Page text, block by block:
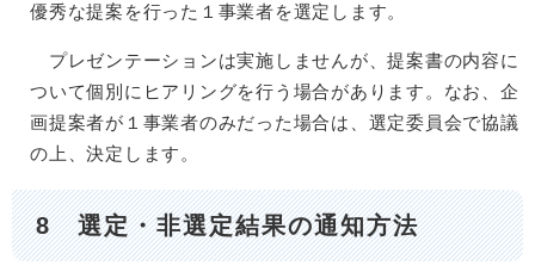
優秀な提案を行った１事業者を選定します。
プレゼンテーションは実施しませんが、提案書の内容に
ついて個別にヒアリングを行う場合があります。なお、企
画提案者が１事業者のみだった場合は、選定委員会で協議
の上、決定します。
8選定・非選定結果の通知方法